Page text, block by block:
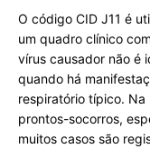
O código CID J11 é
um quadro clínico
vírus causador não é
quando há
respiratório típico.
prontos-socorros,
muitos casos são